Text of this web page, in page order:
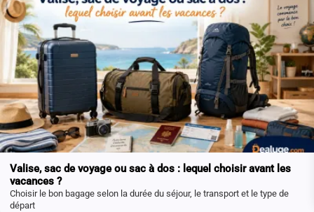
Valise, sac de voyage ou sac à dos : lequel choisir avant les
vacances ?
Choisir le bon bagage selon la durée du séjour, le transport et le type de
départ